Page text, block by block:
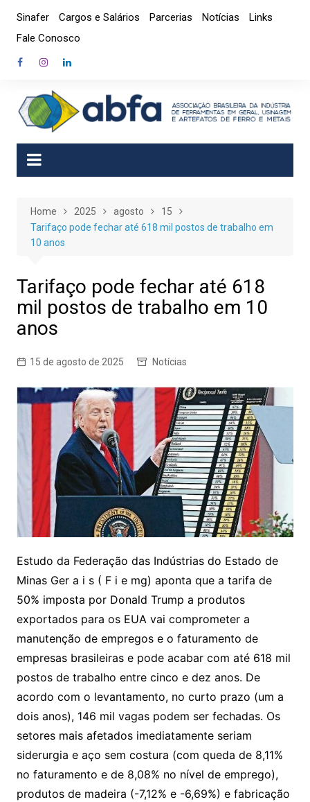
content
Sinafer Cargos e Salários Parcerias Notícias
Links
Fale Conosco
Home 2025 agosto
15
Tarifaço pode fechar até 618 mil postos de trabalho em
10 anos
Tarifaço pode fechar até 618
mil postos de trabalho em 10
anos
15 de agosto de 2025 Notícias
Estudo da Federação das Indústrias do Estado de
Minas Ger a i s ( F i e mg) aponta que a tarifa de
50% imposta por Donald Trump a produtos
exportados para os EUA vai comprometer a
manutenção de empregos e o faturamento de
empresas brasileiras e pode acabar com até 618 mil
postos de trabalho entre cinco e dez anos. De
acordo com o levantamento, no curto prazo (um a
dois anos), 146 mil vagas podem ser fechadas. Os
setores mais afetados imediatamente seriam
siderurgia e aço sem costura (com queda de 8,11%
no faturamento e de 8,08% no nível de emprego),
produtos de madeira (-7,12% e -6,69%) e fabricação